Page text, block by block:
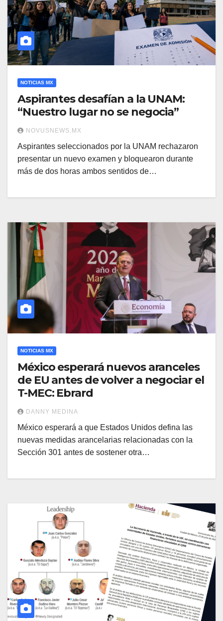
NOTICIAS MX
Aspirantes desafían a la UNAM:
“Nuestro lugar no se negocia”
NOVUSNEWS.MX
Aspirantes seleccionados por la UNAM rechazaron
presentar un nuevo examen y bloquearon durante
más de dos horas ambos sentidos de…
NOTICIAS MX
México esperará nuevos aranceles
de EU antes de volver a negociar el
T-MEC: Ebrard
DANNY MEDINA
México esperará a que Estados Unidos defina las
nuevas medidas arancelarias relacionadas con la
Sección 301 antes de sostener otra…